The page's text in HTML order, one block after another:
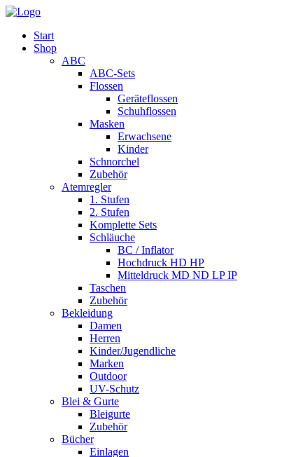
Start
Shop
ABC
ABC-Sets
Flossen
Geräteflossen
Schuhflossen
Masken
Erwachsene
Kinder
Schnorchel
Zubehör
Atemregler
1. Stufen
2. Stufen
Komplette Sets
Schläuche
BC / Inflator
Hochdruck HD HP
Mitteldruck MD ND LP IP
Taschen
Zubehör
Bekleidung
Damen
Herren
Kinder/Jugendliche
Marken
Outdoor
UV-Schutz
Blei & Gurte
Bleigurte
Zubehör
Bücher
Einlagen